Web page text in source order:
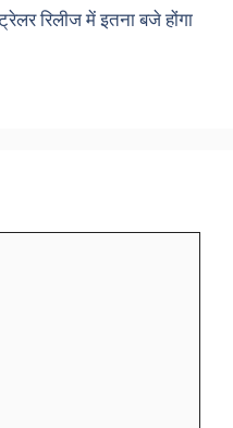
रिलीज में इतना बजे होंगा